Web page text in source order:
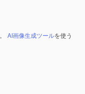
AI画像生成ツールを使う